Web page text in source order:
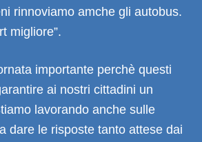
rinnoviamo amche gli autobus.
migliore”.
importante perchè questi
ai nostri cittadini un
lavorando anche sulle
dare le risposte tanto attese dai